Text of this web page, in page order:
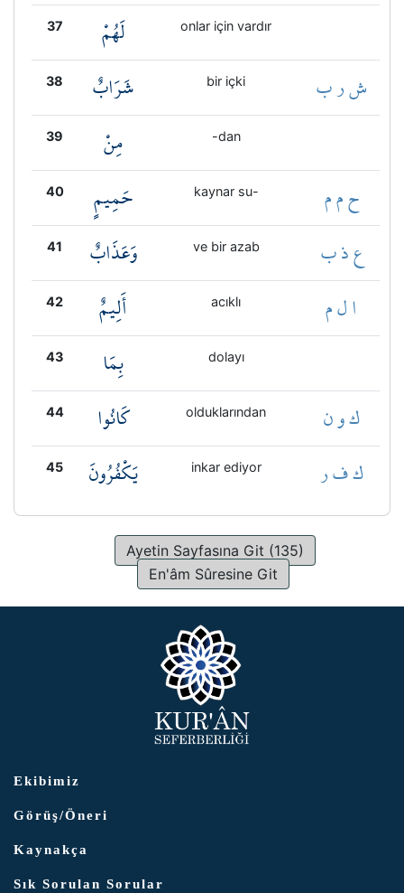
37 لَهُمْ onlar için vardır
38 شَرَابٌ bir içki ش ر ب
39 مِنْ -dan
40 حَمِيمٍ kaynar su- ح م م
41 وَعَذَابٌ ve bir azab ع ذ ب
42 أَلِيمٌ acıklı ا ل م
43 بِمَا dolayı
44 كَانُوا olduklarından ك و ن
45 يَكْفُرُونَ inkar ediyor ك ف ر
Ayetin Sayfasına Git (135)
En'âm Sûresine Git
Ekibimiz
Görüş/Öneri
Kaynakça
Sık Sorulan Sorular